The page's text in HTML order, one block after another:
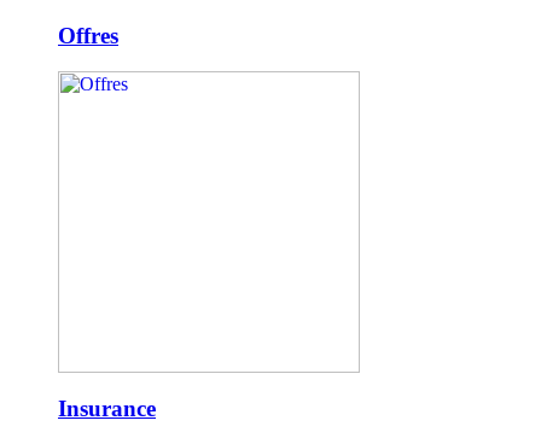
Offres
Insurance